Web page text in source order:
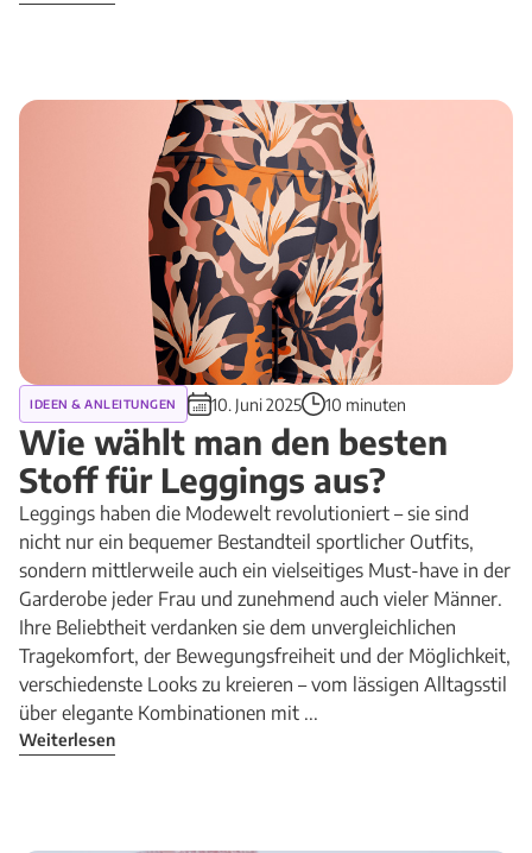
IDEEN & ANLEITUNGEN 10. Juni 2025 10 minuten
Wie wählt man den besten
Stoff für Leggings aus?
Leggings haben die Modewelt revolutioniert – sie sind
nicht nur ein bequemer Bestandteil sportlicher Outfits,
sondern mittlerweile auch ein vielseitiges Must-have in der
Garderobe jeder Frau und zunehmend auch vieler Männer.
Ihre Beliebtheit verdanken sie dem unvergleichlichen
Tragekomfort, der Bewegungsfreiheit und der Möglichkeit,
verschiedenste Looks zu kreieren – vom lässigen Alltagsstil
über elegante Kombinationen mit ...
Weiterlesen